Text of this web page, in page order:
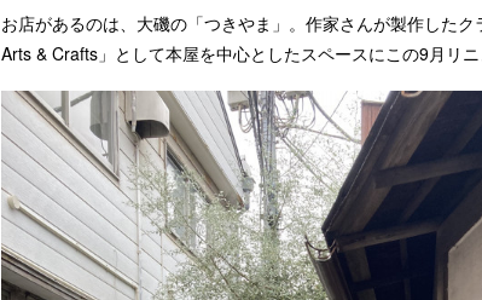
お店があるのは、大磯の「つきやま」。作家さんが製作した
Arts & Crafts」として本屋を中心としたスペースにこの9月リニ